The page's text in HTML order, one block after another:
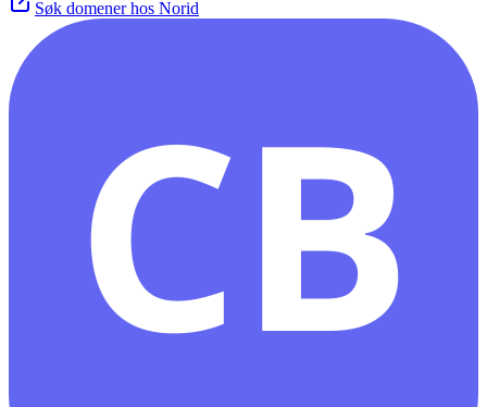
Søk domener hos Norid
CB